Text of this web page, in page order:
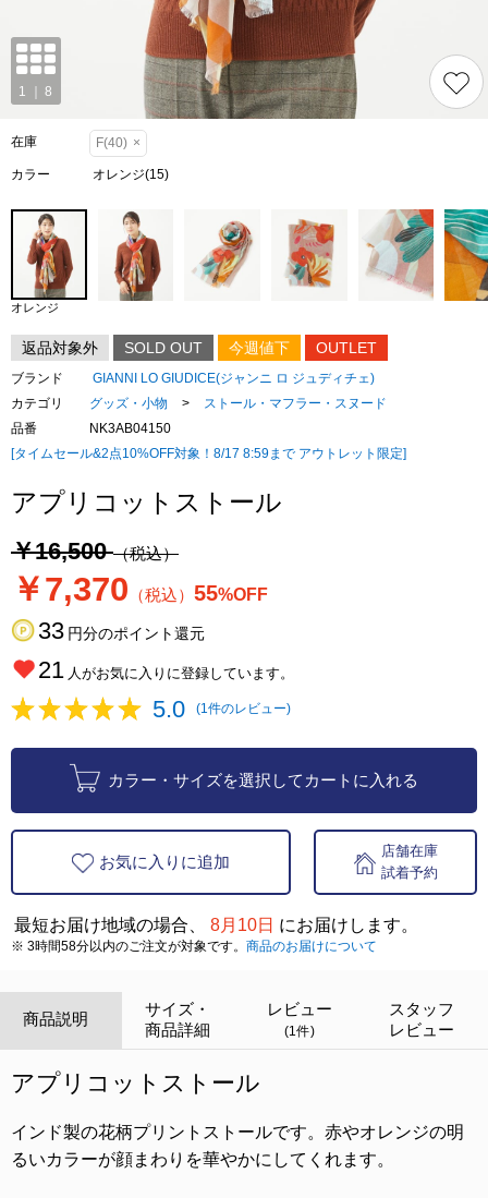
在庫 F(40) ×
カラー オレンジ(15)
オレンジ
返品対象外 SOLD OUT 今週値下 OUTLET
ブランド
GIANNI LO GIUDICE(ジャンニ ロ ジュディチェ)
カテゴリ
グッズ・小物 >
ストール・マフラー・スヌード
品番
NK3AB04150
[タイムセール&2点10%OFF対象！8/17 8:59まで アウトレット限定]
アプリコットストール
￥16,500（税込）
￥7,370 （税込） 55%OFF
33 円分のポイント還元
21 人がお気に入りに登録しています。
5.0 (1件のレビュー)
カラー・サイズを選択してカートに入れる
お気に入りに追加
店舗在庫
試着予約
最短お届け地域の場合、 8月10日 にお届けします。
※ 3時間58分以内のご注文が対象です。 商品のお届けについて
商品説明
サイズ・
商品詳細
レビュー
(1件)
スタッフ
レビュー
アプリコットストール
インド製の花柄プリントストールです。赤やオレンジの明
るいカラーが顔まわりを華やかにしてくれます。